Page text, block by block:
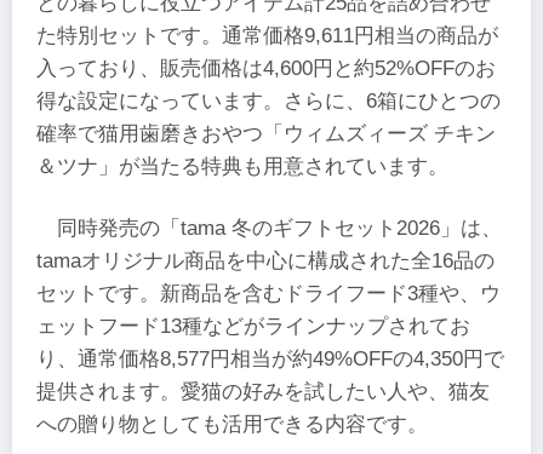
た特別セットです。通常価格9,611円相当の商品が
入っており、販売価格は4,600円と約52%OFFのお
得な設定になっています。さらに、6箱にひとつの
確率で猫用歯磨きおやつ「ウィムズィーズ チキン
＆ツナ」が当たる特典も用意されています。
同時発売の「tama 冬のギフトセット2026」は、
tamaオリジナル商品を中心に構成された全16品の
セットです。新商品を含むドライフード3種や、ウ
ェットフード13種などがラインナップされてお
り、通常価格8,577円相当が約49%OFFの4,350円で
提供されます。愛猫の好みを試したい人や、猫友
への贈り物としても活用できる内容です。